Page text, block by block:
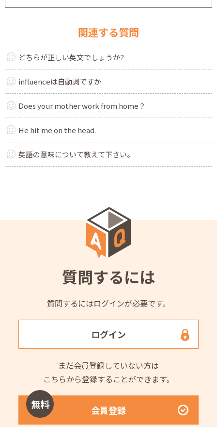
関連する質問
どちらが正しい英文でしょうか?
influenceは自動詞ですか
Does your mother work from home？
He hit me on the head.
英語の意味について教えて下さい。
質問するには
質問するにはログインが必要です。
ログイン
まだ会員登録していない方は
こちらから登録することができます。
無料 会員登録